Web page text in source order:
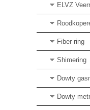
ELVZ
Fiber ring
Shimering
Dowty
Dowty